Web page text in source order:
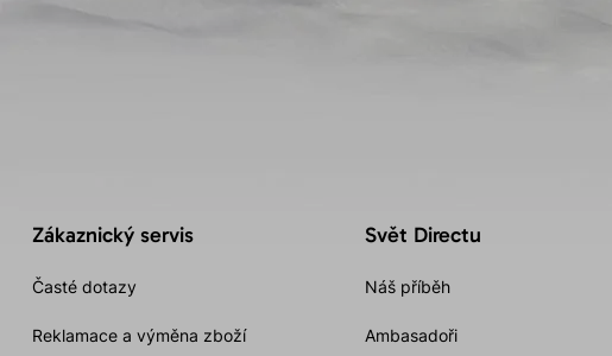
Zákaznický servis
Časté dotazy
Reklamace a výměna zboží
Svět Directu
Náš příběh
Ambasadoři